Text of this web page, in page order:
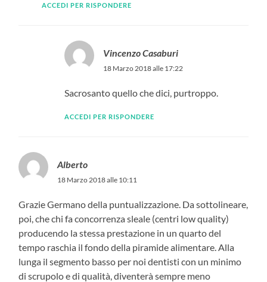
ACCEDI PER RISPONDERE
Vincenzo Casaburi
18 Marzo 2018 alle 17:22
Sacrosanto quello che dici, purtroppo.
ACCEDI PER RISPONDERE
Alberto
18 Marzo 2018 alle 10:11
Grazie Germano della puntualizzazione. Da sottolineare,
poi, che chi fa concorrenza sleale (centri low quality)
producendo la stessa prestazione in un quarto del
tempo raschia il fondo della piramide alimentare. Alla
lunga il segmento basso per noi dentisti con un minimo
di scrupolo e di qualità, diventerà sempre meno